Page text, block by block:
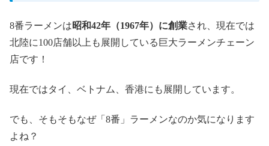
8番ラーメンは 昭和42年（1967年）に創業され、現在では
北陸に100店舗以上も展開している巨大ラーメンチェーン
店です！
現在ではタイ、ベトナム、香港にも展開しています。
でも、そもそもなぜ「8番」ラーメンなのか気になります
よね？